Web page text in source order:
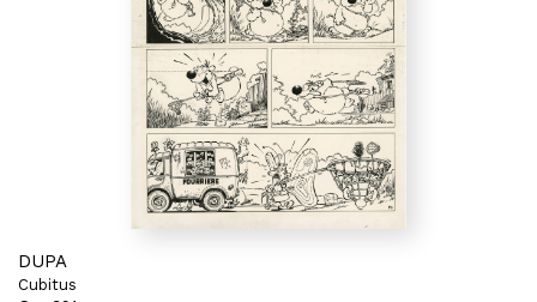
DUPA
Cubitus